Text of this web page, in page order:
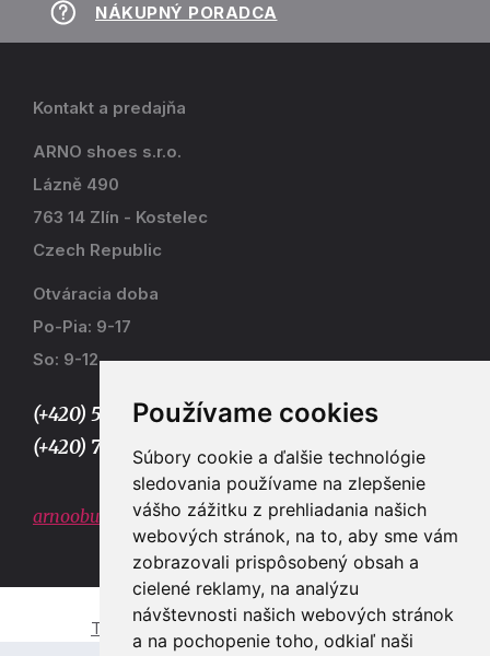
Používame cookies
Súbory cookie a ďalšie technológie
sledovania používame na zlepšenie
vášho zážitku z prehliadania našich
webových stránok, na to, aby sme vám
zobrazovali prispôsobený obsah a
cielené reklamy, na analýzu
návštevnosti našich webových stránok
a na pochopenie toho, odkiaľ naši
NÁKUPNÝ PORADCA
Kontakt a predajňa
ARNO shoes s.r.o.
Lázně 490
763 14 Zlín - Kostelec
Czech Republic
Otváracia doba
Po-Pia: 9-17
So: 9-12
(+420) 577 915 036,
(+420) 773 667 390
arnoobuv@gmail.com
Tvorba e-shopů a webových stránek Zlín